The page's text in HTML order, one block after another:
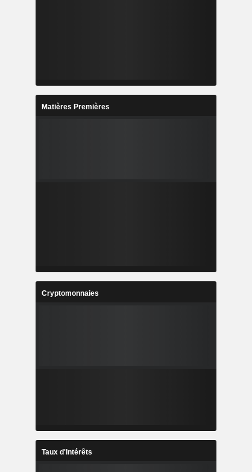
Matières Premières
Cryptomonnaies
Taux d'Intérêts